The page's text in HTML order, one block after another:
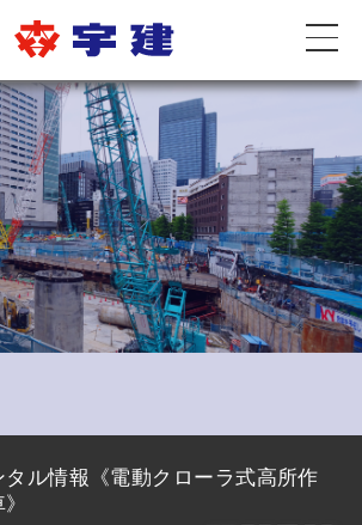
タル情報《電動クローラ式高所作